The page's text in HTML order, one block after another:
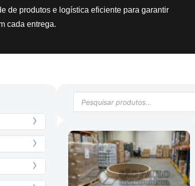
de produtos e logística eficiente para garantir
cada entrega.